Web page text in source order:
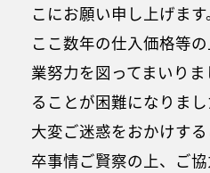
こにお願い申し上げます。
ここ数年の仕入価格等
業努力を図ってまいり
ることが困難になりまし
大変ご迷惑をおかけす
卒事情ご賢察の上、ご